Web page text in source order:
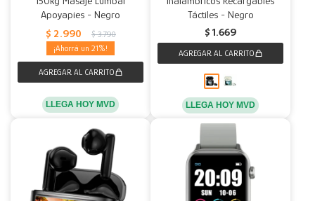
Apoyapies - Negro
$ 2.990 $ 3.790
21
LLEGA HOY MVD
Táctiles - Negro
$ 1.669
LLEGA HOY MVD
Fundas
Accesorios para el hogar
Herramientas
Muebles Infantiles